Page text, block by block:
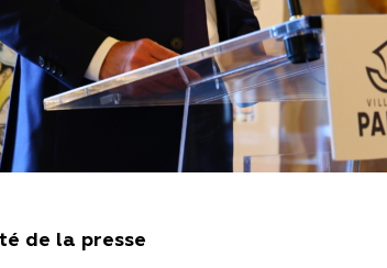
de la presse